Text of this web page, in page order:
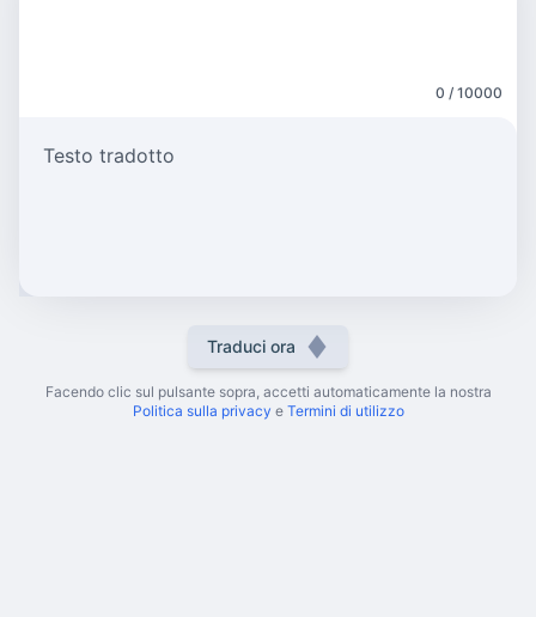
0 / 10000
Testo tradotto
Traduci ora
Facendo clic sul pulsante sopra, accetti automaticamente la nostra
Politica sulla privacy e Termini di utilizzo